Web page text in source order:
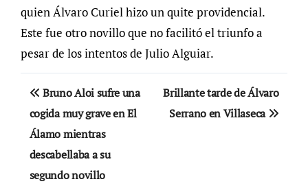
quien Álvaro Curiel hizo un quite providencial.
Este fue otro novillo que no facilitó el triunfo a
pesar de los intentos de Julio Alguiar.
Navegación
de
entradas
Bruno Aloi sufre una
cogida muy grave en El
Álamo mientras
descabellaba a su
segundo novillo
Brillante tarde de Álvaro
Serrano en Villaseca